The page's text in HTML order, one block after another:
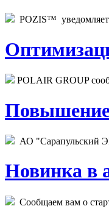
POZIS™
POLAIR GROUP
Повышение
АО "Сарапульский
Новинка в
Сообщаем вам о